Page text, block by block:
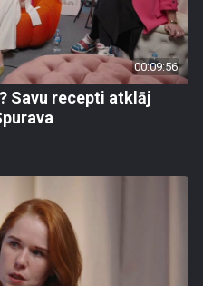
00:09:56
Savu recepti atklāj